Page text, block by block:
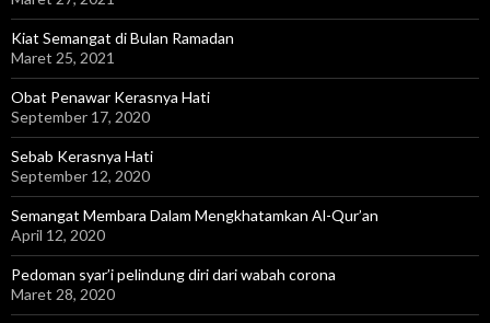
Kiat Semangat di Bulan Ramadan
Maret 25, 2021
Obat Penawar Kerasnya Hati
September 17, 2020
Sebab Kerasnya Hati
September 12, 2020
Semangat Membara Dalam Mengkhatamkan Al-Qur’an
April 12, 2020
Pedoman syar’i pelindung diri dari wabah corona
Maret 28, 2020